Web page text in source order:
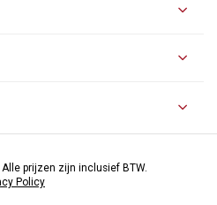
Alle prijzen zijn inclusief BTW.
Policy